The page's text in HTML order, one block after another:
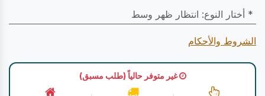
* أختار النوع: انتظار ظهر وسط
الشروط والأحكام
غير متوفر حالياً (طلب مسبق)